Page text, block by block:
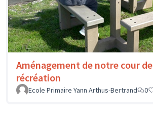
Aménagement de notre cour de
récréation
Ecole Primaire Yann Arthus-Bertrand
0